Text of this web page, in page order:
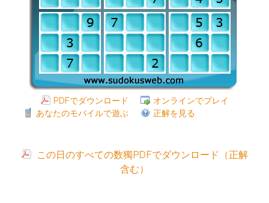
PDFでダウンロード
オンラインでプレイ
あなたのモバイルで遊ぶ
正解を見る
この日のすべての数獨PDFでダウンロード（正解
含む）